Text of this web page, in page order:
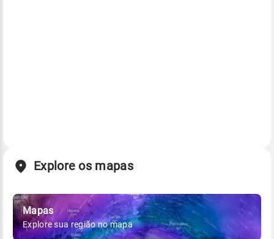
Explore os mapas
Mapas
Explore sua região no mapa